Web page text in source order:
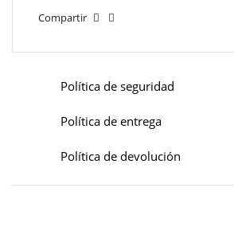
Compartir
Política de seguridad
Política de entrega
Política de devolución